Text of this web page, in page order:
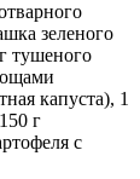
зеленого
тушеного
капуста), 1
г
с